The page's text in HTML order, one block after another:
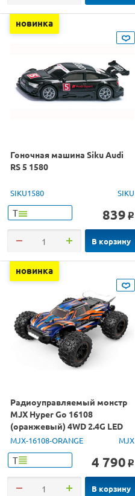
новинка
Гоночная машина Siku Audi
RS 5 1580
SIKU1580 SIKU
Т 839 o
В корзину
новинка
Радиоуправляемый монстр
MJX Hyper Go 16108
(оранжевый) 4WD 2.4G LED
1/16 RTR
MJX-16108-ORANGE MJX
Т 4 790 o
В корзину